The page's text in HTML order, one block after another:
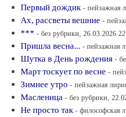
Первый дождик - пейзажная
Ах, рассветы вешние -
*** - без рубрики, 26.03.2026
Пришла весна... - пейзажная
Шутка в День рождения -
Март тоскует по весне -
Зимнее утро - пейзажная
Масленица - без рубрики,
Не просто так - философская